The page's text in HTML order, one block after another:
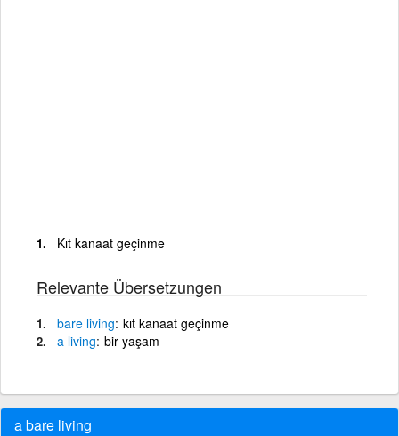
Kıt kanaat geçinme
Relevante Übersetzungen
bare living kıt kanaat geçinme
a living bir yaşam
a bare living